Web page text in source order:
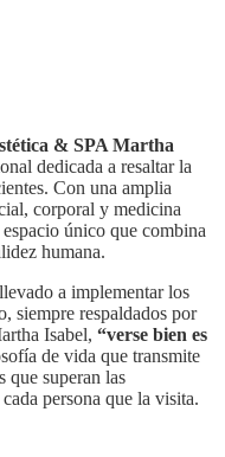
& SPA Martha
dedicada a resaltar la
Con una amplia
corporal y medicina
único que combina
humana.
a implementar los
siempre respaldados por
Isabel, “verse bien es
de vida que transmite
que superan las
persona que la visita.